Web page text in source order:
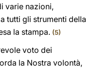
varie nazioni,
tutti gli strumenti della
la stampa. (5)
voto dei
la Nostra volontà,